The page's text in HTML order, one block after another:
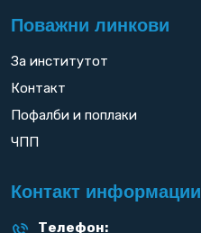
Поважни линкови
За институтот
Контакт
Пофалби и поплаки
ЧПП
Контакт информации
Телефон: